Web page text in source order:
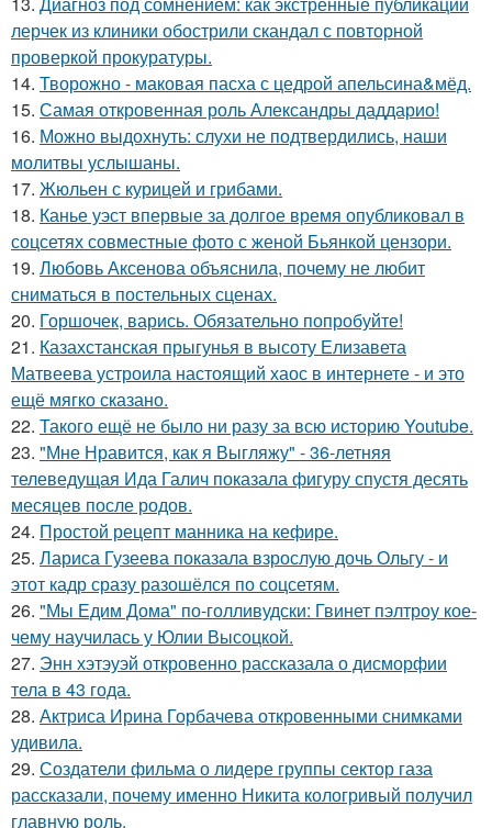
лерчек из клиники обострили скандал с повторной
проверкой прокуратуры.
14. Творожно - маковая пасха с цедрой апельсина&мёд.
15. Самая откровенная роль Александры даддарио!
16. Можно выдохнуть: слухи не подтвердились, наши
молитвы услышаны.
17. Жюльен с курицей и грибами.
18. Канье уэст впервые за долгое время опубликовал в
соцсетях совместные фото с женой Бьянкой цензори.
19. Любовь Аксенова объяснила, почему не любит
сниматься в постельных сценах.
20. Горшочек, варись. Обязательно попробуйте!
21. Казахстанская прыгунья в высоту Елизавета
Матвеева устроила настоящий хаос в интернете - и это
ещё мягко сказано.
22. Такого ещё не было ни разу за всю историю Youtube.
23. "Мне Нравится, как я Выгляжу" - 36-летняя
телеведущая Ида Галич показала фигуру спустя десять
месяцев после родов.
24. Простой рецепт манника на кефире.
25. Лариса Гузеева показала взрослую дочь Ольгу - и
этот кадр сразу разошёлся по соцсетям.
26. "Мы Едим Дома" по-голливудски: Гвинет пэлтроу кое-
чему научилась у Юлии Высоцкой.
27. Энн хэтэуэй откровенно рассказала о дисморфии
тела в 43 года.
28. Актриса Ирина Горбачева откровенными снимками
удивила.
29. Создатели фильма о лидере группы сектор газа
рассказали, почему именно Никита кологривый получил
главную роль.